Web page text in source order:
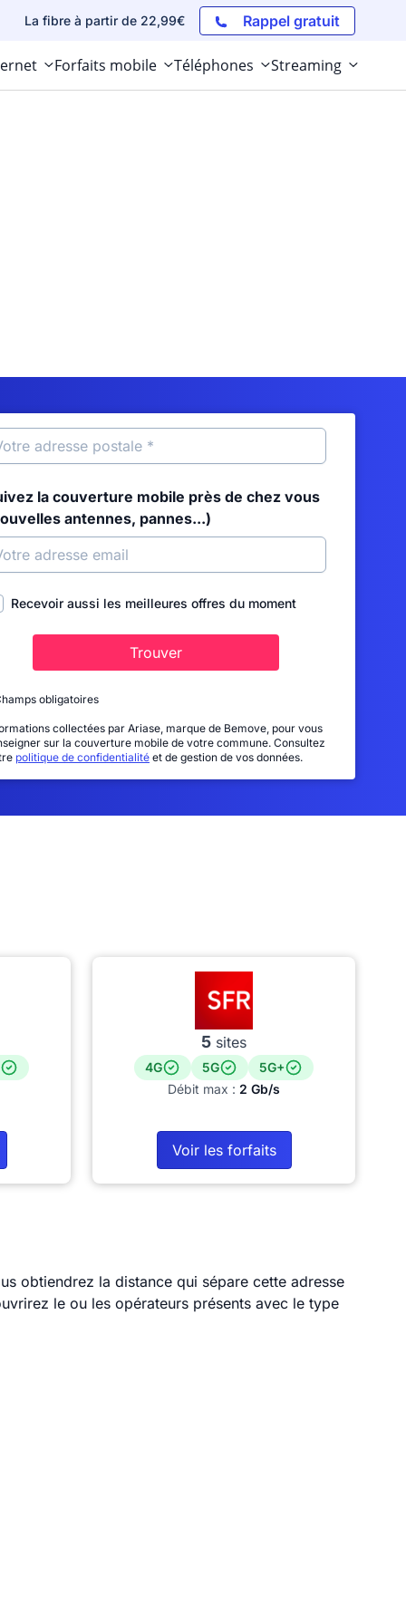
La fibre à partir de 22,99€ Rappel gratuit
Forfaits mobile Téléphones Streaming
la couverture mobile près de chez vous
antennes, pannes...)
Recevoir aussi les meilleures offres du moment
Trouver
obligatoires
collectées par Ariase, marque de Bemove, pour vous
sur la couverture mobile de votre commune. Consultez
politique de confidentialité et de gestion de vos données.
5 sites
4G 5G
5G+
Débit max : 2 Gb/s
Voir les forfaits
obtiendrez la distance qui sépare cette adresse
le ou les opérateurs présents avec le type